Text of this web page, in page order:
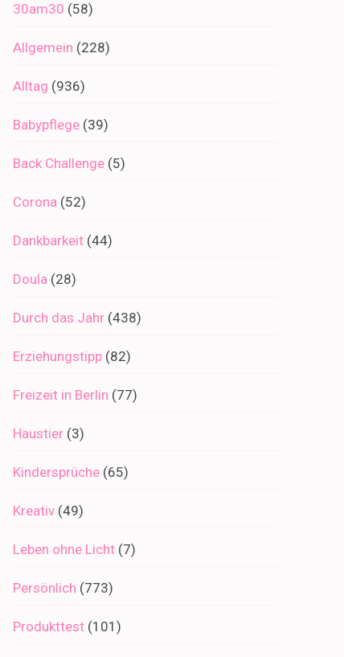
30am30 (58)
Allgemein (228)
Alltag (936)
Babypflege (39)
Back Challenge (5)
Corona (52)
Dankbarkeit (44)
Doula (28)
Durch das Jahr (438)
Erziehungstipp (82)
Freizeit in Berlin (77)
Haustier (3)
Kindersprüche (65)
Kreativ (49)
Leben ohne Licht (7)
Persönlich (773)
Produkttest (101)